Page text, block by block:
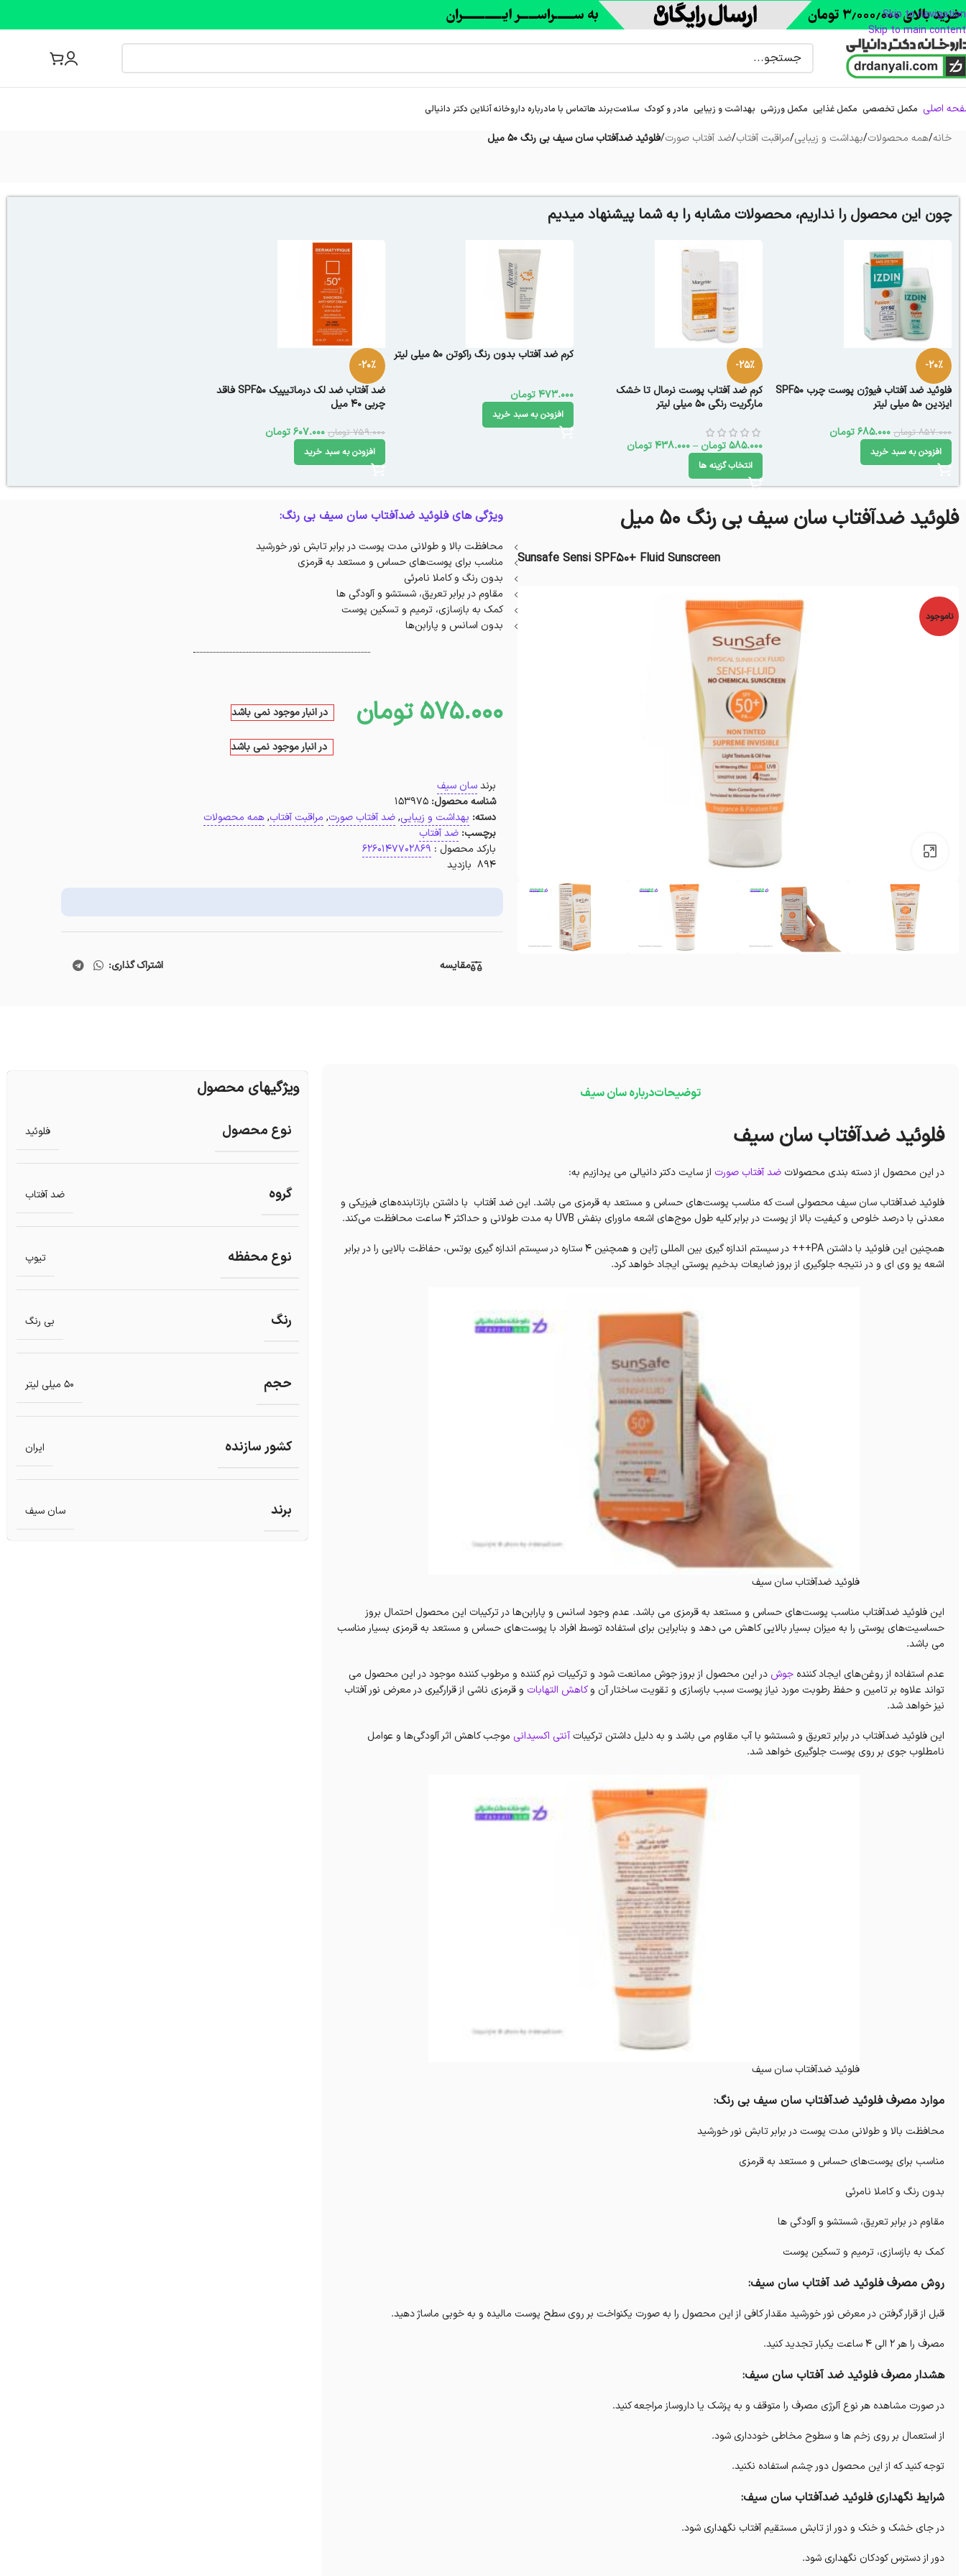
Skip to navigation
Skip to main content
اصلی مکمل تخصصی مکمل غذایی مکمل ورزشی بهداشت و زیبایی مادر و کودک سلامتبرند هاتماس با مادرباره‌ داروخانه آنلاین دکتر دانیالی
خانه/همه محصولات/بهداشت و زیبایی/مراقبت آفتاب/ضد آفتاب صورت/فلوئید ضدآفتاب سان سیف بی رنگ 50 میل
چون این محصول را نداریم، محصولات مشابه را به شما پیشنهاد میدیم
-20%
فلوئید ضد آفتاب فیوژن پوست چرب SPF50
ایزدین 50 میلی لیتر
857.000 تومان 685.000تومان
افزودن به سبد خرید
-25%
کرم ضد آفتاب پوست نرمال تا خشک
مارگریت رنگی 50 میلی لیتر
585.000 تومان –
438.000 تومان
انتخاب گزینه ها
کرم ضد آفتاب بدون رنگ راکوتن 50 میلی لیتر
473.000 تومان
افزودن به سبد خرید
-20%
ضد آفتاب ضد لک درماتیپیک SPF50 فاقد
چربی 40 میل
759.000 تومان 607.000 تومان
افزودن به سبد خرید
فلوئید ضدآفتاب سان سیف بی رنگ 50 میل
Sunsafe Sensi SPF50+ Fluid Sunscreen
ناموجود
ویژگی های فلوئید ضدآفتاب سان سیف بی رنگ:
محافظت بالا و طولانی مدت پوست در برابر تابش نور خورشید
مناسب برای پوست‌های حساس و مستعد به قرمزی
بدون رنگ و کاملا نامرئی
مقاوم در برابر تعریق، شستشو و آلودگی ها
کمک به بازسازی، ترمیم و تسکین پوست
بدون اسانس و پارابن‌ها
575.000 تومان در انبار موجود نمی باشد
در انبار موجود نمی باشد
برندسان سیف
شناسه محصول:153975
دسته: بهداشت و زیبایی, ضد آفتاب صورت, مراقبت آفتاب, همه محصولات
برچسب: ضد آفتاب
بارکد محصول : 6260147702869
894 بازدید
مقایسه اشتراک گذاری:
توضیحاتدرباره سان سیف
فلوئید ضدآفتاب سان سیف
در این محصول از دسته بندی محصولات ضد آفتاب صورت از سایت دکتر دانیالی می پردازیم به:
فلوئید ضدآفتاب سان سیف محصولی است که مناسب پوست‌های حساس و مستعد به قرمزی می باشد. این ضد آفتاب با داشتن بازتابنده‌های فیزیکی و
معدنی با درصد خلوص و کیفیت بالا از پوست در برابر کلیه طول موج‌های اشعه ماورای بنفش UVB به مدت طولانی و حداکثر 4 ساعت محافظت می‌کند.
همچنین این فلوئید با داشتن PA+++ در سیستم اندازه گیری بین المللی ژاپن و همچنین ۴ ستاره در سیستم اندازه گیری بوتس، حفاظت بالایی را در برابر
اشعه یو وی ای و در نتیجه جلوگیری از بروز ضایعات بدخیم پوستی ایجاد خواهد کرد.
فلوئید ضدآفتاب سان سیف
این فلوئید ضدآفتاب مناسب پوست‌های حساس و مستعد به قرمزی می باشد. عدم وجود اسانس و پارابن‌ها در ترکیبات این محصول احتمال بروز
حساسیت‌های پوستی را به میزان بسیار بالایی کاهش می دهد و بنابراین برای استفاده توسط افراد با پوست‌های حساس و مستعد به قرمزی بسیار مناسب
می باشد.
عدم استفاده از روغن‌های ایجاد کننده جوش در این محصول از بروز جوش ممانعت شود و ترکیبات نرم کننده و مرطوب کننده موجود در این محصول می
تواند علاوه بر تامین و حفظ رطوبت مورد نیاز پوست سبب بازسازی و تقویت ساختار آن وکاهش التهابات و قرمزی ناشی از قرارگیری در معرض نور آفتاب
نیز خواهد شد.
این فلوئید ضدآفتاب در برابر تعریق و شستشو با آب مقاوم می باشد و به دلیل داشتن ترکیبات آنتی اکسیدانی موجب کاهش اثر آلودگی‌ها و عوامل
نامطلوب جوی بر روی پوست جلوگیری خواهد شد.
فلوئید ضدآفتاب سان سیف
موارد مصرف فلوئید ضدآفتاب سان سیف بی رنگ:
محافظت بالا و طولانی مدت پوست در برابر تابش نور خورشید
مناسب برای پوست‌های حساس و مستعد به قرمزی
بدون رنگ و کاملا نامرئی
مقاوم در برابر تعریق، شستشو و آلودگی ها
کمک به بازسازی، ترمیم و تسکین پوست
روش مصرف فلوئید ضد آفتاب سان سیف:
قبل از قرار گرفتن در معرض نور خورشید مقدار کافی از این محصول را به صورت یکنواخت بر روی سطح پوست مالیده و به خوبی ماساژ دهید.
مصرف را هر 2 الی 4 ساعت یکبار تجدید کنید.
هشدار مصرف فلوئید ضد آفتاب سان سیف:
در صورت مشاهده هر نوع آلرژی مصرف را متوقف و به پزشک یا داروساز مراجعه کنید.
از استعمال بر روی زخم ها و سطوح مخاطی خودداری شود.
توجه کنید که از این محصول دور چشم استفاده نکنید.
شرایط نگهداری فلوئید ضدآفتاب سان سیف:
در جای خشک و خنک و دور از تابش مستقیم آفتاب نگهداری شود.
دور از دسترس کودکان نگهداری شود.
ویژگیهای محصول
نوع محصول فلوئید
گروه ضد آفتاب
نوع محفظه تیوپ
رنگ بی رنگ
حجم 50 میلی لیتر
کشور سازنده ایران
برند سان سیف